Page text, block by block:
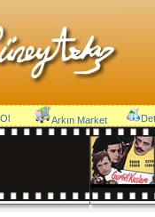
Arkın Market